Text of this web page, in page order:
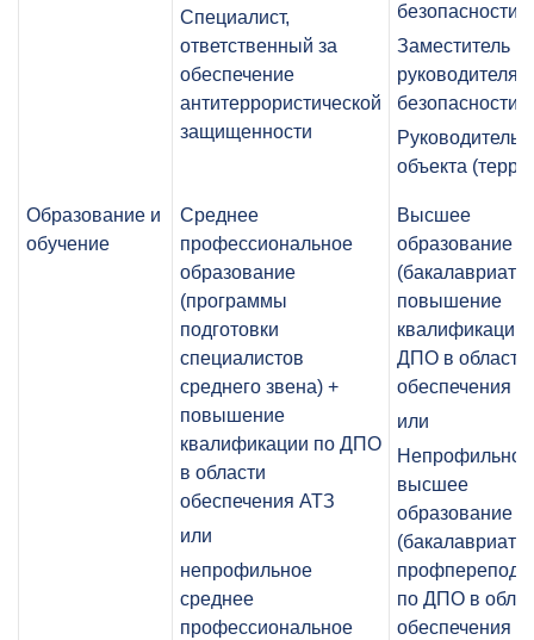
Специалист,
ответственный за
обеспечение
антитеррористической
защищенности
безопасности
Заместитель
руководителя
безопасности
Руководитель
объекта
Образование и
обучение
Среднее
профессиональное
образование
(программы
подготовки
специалистов
среднего звена) +
повышение
квалификации по ДПО
в области
обеспечения АТЗ
или
непрофильное
среднее
профессиональное
Высшее
образование
(бакалавриат)
повышение
квалификации
ДПО в области
обеспечения
или
Непрофильное
высшее
образование
(бакалавриат)
по ДПО в
обеспечения